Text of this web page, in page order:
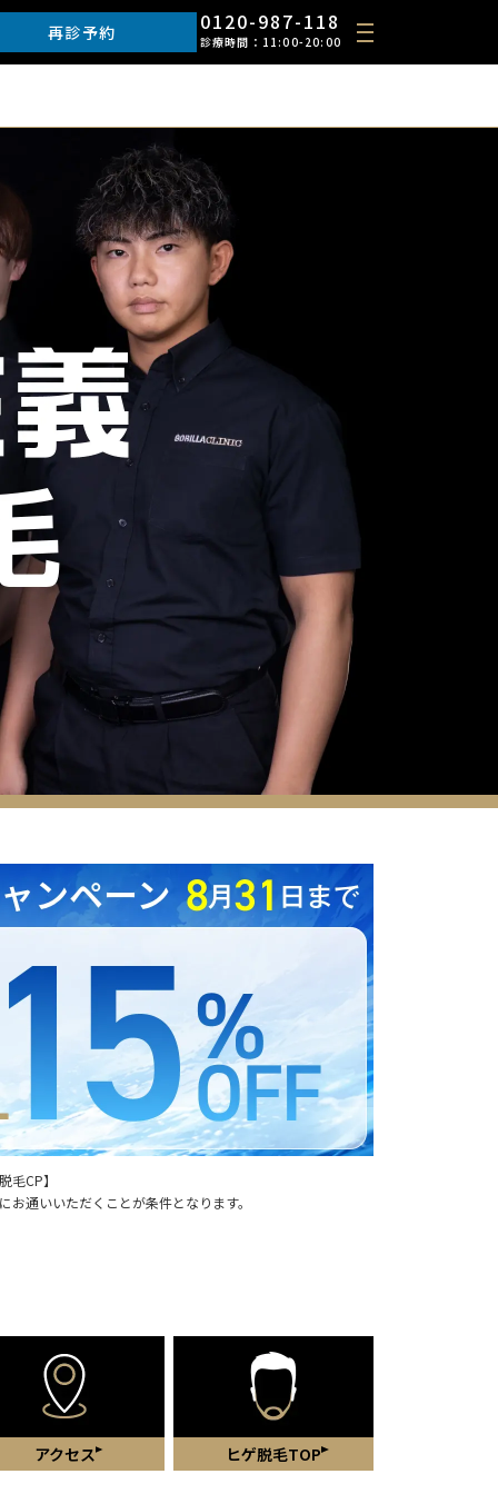
再診予約 0120-987-118
診療時間：11:00-20:00
毛CP】
お通いいただくことが条件となります。
アクセス ヒゲ脱毛TOP